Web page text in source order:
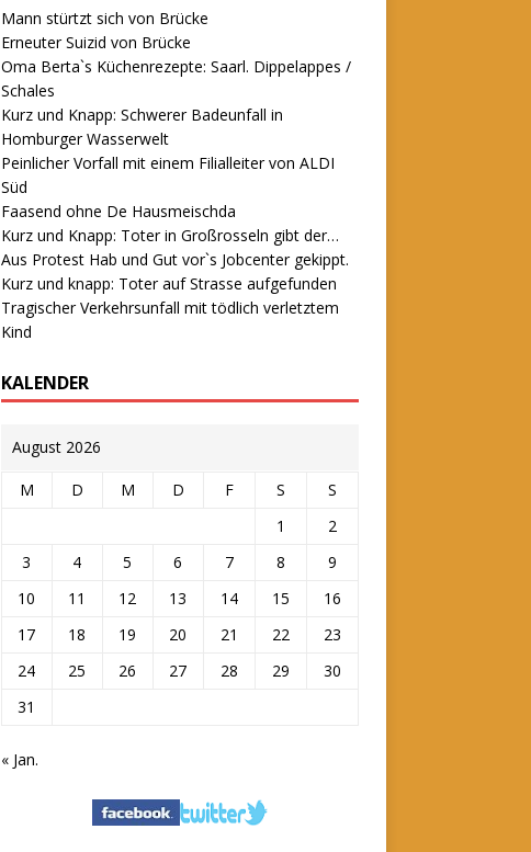
Mann stürtzt sich von Brücke
Erneuter Suizid von Brücke
Oma Berta`s Küchenrezepte: Saarl. Dippelappes /
Schales
Kurz und Knapp: Schwerer Badeunfall in
Homburger Wasserwelt
Peinlicher Vorfall mit einem Filialleiter von ALDI
Süd
Faasend ohne De Hausmeischda
Kurz und Knapp: Toter in Großrosseln gibt der…
Aus Protest Hab und Gut vor`s Jobcenter gekippt.
Kurz und knapp: Toter auf Strasse aufgefunden
Tragischer Verkehrsunfall mit tödlich verletztem
Kind
KALENDER
August 2026
M D M D F S
S
1
2
3
4 5 6 7 8
9
10
11 12 13 14 15
16
17
18 19 20 21 22
23
24
25 26 27 28 29
30
31
« Jan.